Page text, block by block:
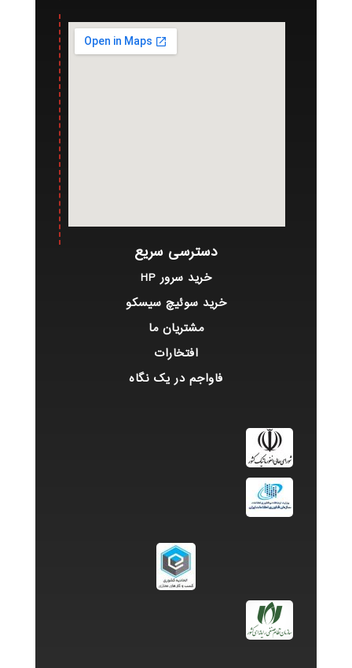
دسترسی سریع
خرید سرور HP
خرید سوئیچ سیسکو
مشتریان ما
افتخارات
فاواجم در یک نگاه